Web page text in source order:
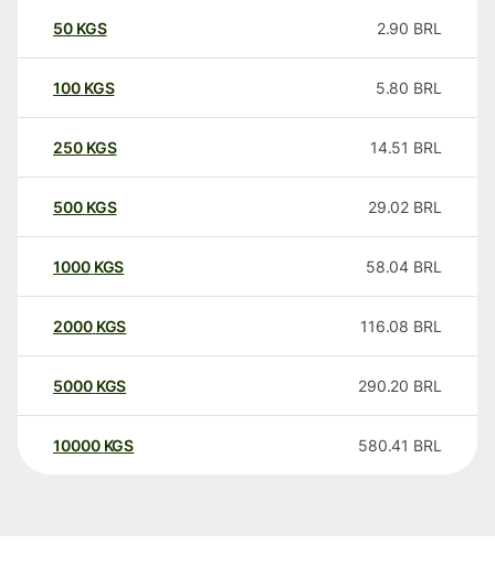
50 KGS 2.90 BRL
100 KGS 5.80 BRL
250 KGS 14.51 BRL
500 KGS 29.02 BRL
1000 KGS 58.04 BRL
2000 KGS 116.08 BRL
5000 KGS 290.20 BRL
10000 KGS 580.41 BRL